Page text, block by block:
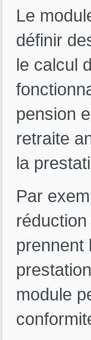
Le
définir
le calcul
pension
retraite
la
Par
prennent
module